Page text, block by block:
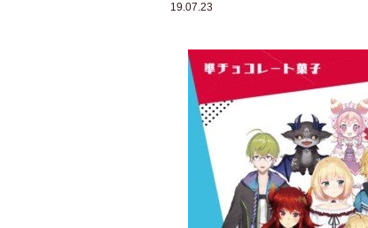
19.07.23